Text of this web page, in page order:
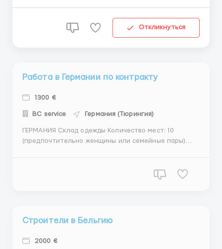
пятницу, суббота до 14:00 (56 часов в неделю)
Откликнуться
Работа в Германии по контракту
1300 €
BC service Германия (Тюрингия)
ГЕРМАНИЯ Склад одежды Количество мест: 10
(предпочтительно женщины или семейные пары)
Возможны авансы Работа в две смены, по 8 часов (в
Строители в Бельгию
2000 €